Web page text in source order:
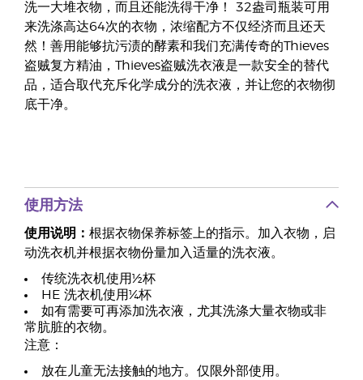
洗一大堆衣物，而且还能洗得干净！ 32盎司瓶装可用
来洗涤高达64次的衣物，浓缩配方不仅经济而且还天
然！善用能够抗污渍的酵素和我们充满传奇的Thieves
盗贼复方精油，Thieves盗贼洗衣液是一款安全的替代
品，适合取代充斥化学成分的洗衣液，并让您的衣物彻
底干净。
使用方法
使用说明： 根据衣物保养标签上的指示。加入衣物，启
动洗衣机并根据衣物份量加入适量的洗衣液。
传统洗衣机使用½杯
HE 洗衣机使用¼杯
如有需要可再添加洗衣液，尤其洗涤大量衣物或非
常肮脏的衣物。
注意：
放在儿童无法接触的地方。仅限外部使用。